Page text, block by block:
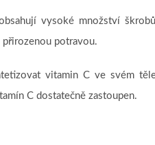
vysoké množství
přirozenou potravou.
vitamin C ve svém
C dostatečně zastoupen.